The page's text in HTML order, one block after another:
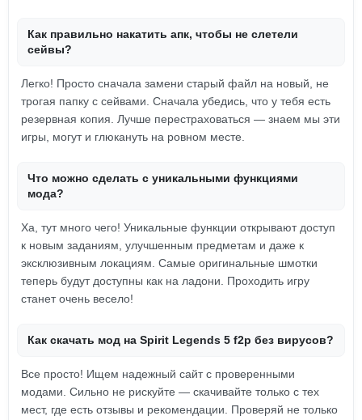
Как правильно накатить апк, чтобы не слетели
сейвы?
Легко! Просто сначала замени старый файл на новый, не
трогая папку с сейвами. Сначала убедись, что у тебя есть
резервная копия. Лучше перестраховаться — знаем мы эти
игры, могут и глюкануть на ровном месте.
Что можно сделать с уникальными функциями
мода?
Ха, тут много чего! Уникальные функции открывают доступ
к новым заданиям, улучшенным предметам и даже к
эксклюзивным локациям. Самые оригинальные шмотки
теперь будут доступны как на ладони. Проходить игру
станет очень весело!
Как скачать мод на Spirit Legends 5 f2p без вирусов?
Все просто! Ищем надежный сайт с проверенными
модами. Сильно не рискуйте — скачивайте только с тех
мест, где есть отзывы и рекомендации. Проверяй не только